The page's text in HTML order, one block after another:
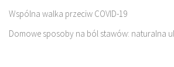
Wspólna walka przeciw COVID-19
Domowe sposoby na ból stawów: naturalna